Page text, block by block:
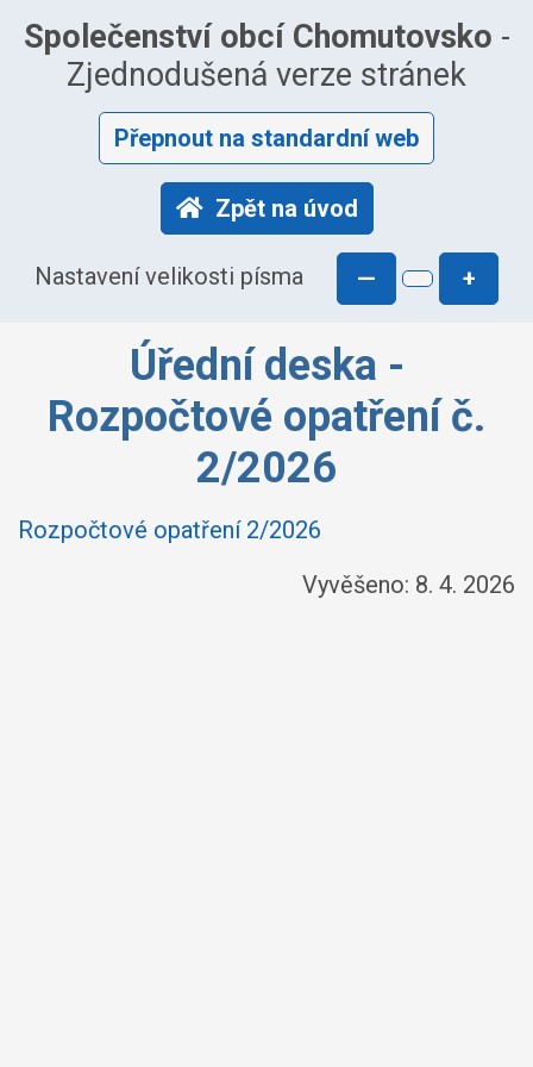
Společenství obcí Chomutovsko -
Zjednodušená verze stránek
Přepnout na standardní web
Zpět na úvod
Nastavení velikosti písma — +
Úřední deska -
Rozpočtové opatření č.
2/2026
Rozpočtové opatření 2/2026
Vyvěšeno: 8. 4. 2026